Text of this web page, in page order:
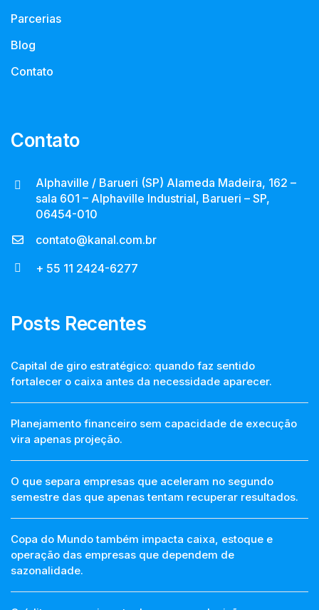
Parcerias
Blog
Contato
Contato
Alphaville / Barueri (SP) Alameda Madeira, 162 –
sala 601 – Alphaville Industrial, Barueri – SP,
06454-010
contato@kanal.com.br
+ 55 11 2424-6277
Posts Recentes
Capital de giro estratégico: quando faz sentido
fortalecer o caixa antes da necessidade aparecer.
Planejamento financeiro sem capacidade de execução
vira apenas projeção.
O que separa empresas que aceleram no segundo
semestre das que apenas tentam recuperar resultados.
Copa do Mundo também impacta caixa, estoque e
operação das empresas que dependem de
sazonalidade.